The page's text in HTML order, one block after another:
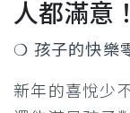
人都滿意！
❍ 孩子的快樂
新年的喜悅少